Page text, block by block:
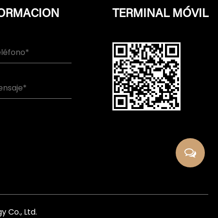
TERMINAL MÓVIL
Co., Ltd.